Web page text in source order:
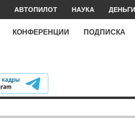
АВТОПИЛОТ НАУКА ДЕНЬГИ
КОНФЕРЕНЦИИ ПОДПИСКА